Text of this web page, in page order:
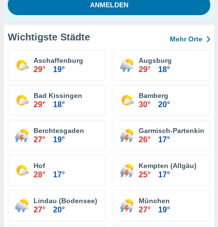
Wichtigste Städte Mehr Orte
Aschaffenburg
29° 19°
Augsburg
29° 18°
Bad Kissingen
29° 18°
Bamberg
30° 20°
Berchtesgaden
27° 19°
Garmisch-
26° 17°
Hof
28° 17°
Kempten (Allgäu)
25° 17°
Lindau (Bodensee)
27° 20°
München
27° 19°